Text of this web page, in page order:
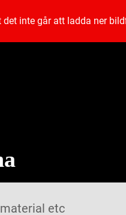
inte går att ladda ner